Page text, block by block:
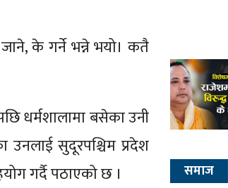
के गर्ने भन्ने भयो। कतै
धर्मशालामा बसेका उनी
उनलाई सुदूरपश्चिम प्रदेश
गर्दै पठाएको छ ।
समाज